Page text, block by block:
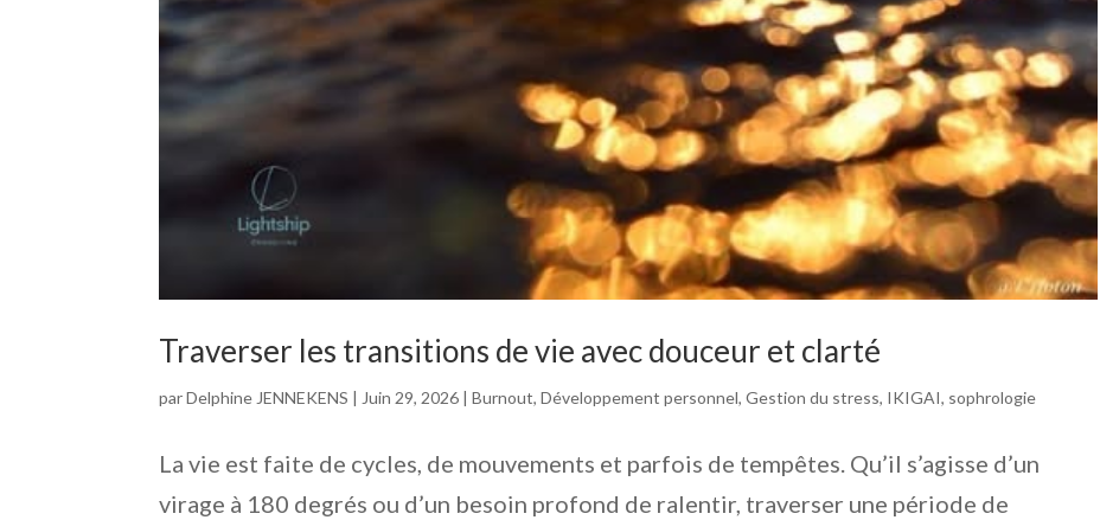
Traverser les transitions de vie avec douceur et clarté
parDelphine JENNEKENS | Juin 29, 2026 |Burnout,Développement personnel,Gestion du stress, IKIGAI, sophrologie
La vie est faite de cycles, de mouvements et parfois de tempêtes. Qu’il s’agisse d’un
virage à 180 degrés ou d’un besoin profond de ralentir, traverser une période de